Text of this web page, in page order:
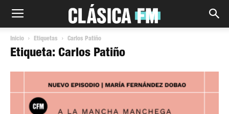
Inicio Etiquetas Carlos Patiño
Etiqueta: Carlos Patiño